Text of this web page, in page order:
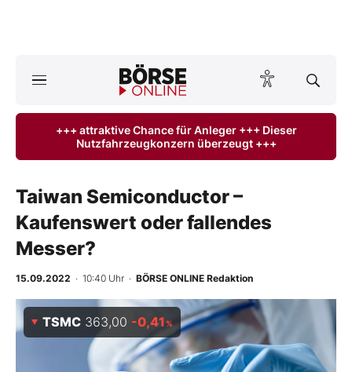
ktuelle Ausgabe BÖRSE ONLINE lesen
Anlageprodukte
Finanz-Check
BO-Musterdepots
Experten
+++ attraktive Chance für Anleger +++ Dieser
Nutzfahrzeugkonzern überzeugt +++
Taiwan Semiconductor –
Kaufenswert oder fallendes
Messer?
15.09.2022 · 10:40 Uhr · BÖRSE ONLINE Redaktion
TSMC 363,00 -0,41%